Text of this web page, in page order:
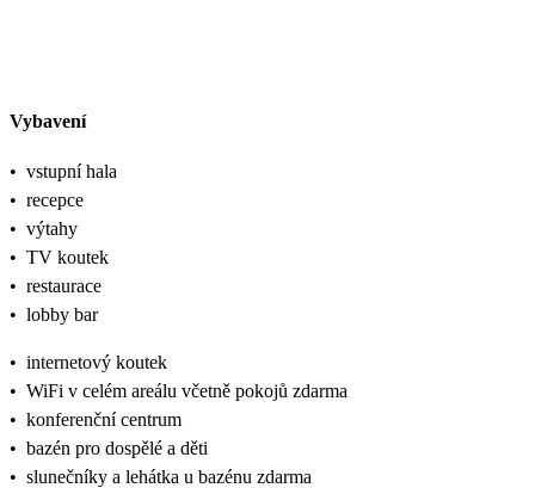
Vybavení
• vstupní hala
• recepce
• výtahy
• TV koutek
• restaurace
• lobby bar
• internetový koutek
• WiFi v celém areálu včetně pokojů zdarma
• konferenční centrum
• bazén pro dospělé a děti
• slunečníky a lehátka u bazénu zdarma